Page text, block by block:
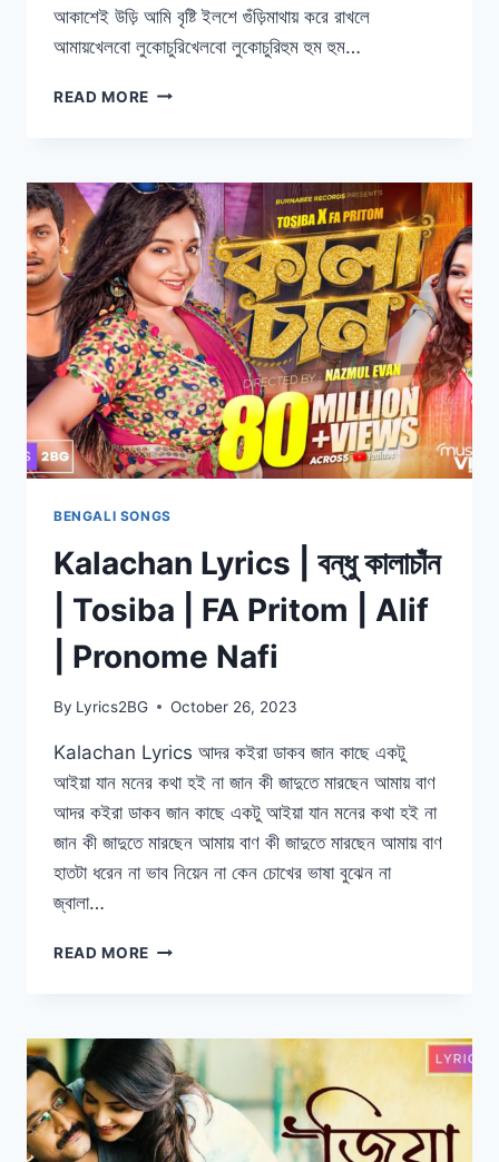
আকাশেই উড়ি আমি বৃষ্টি ইলশে গুঁড়িমাথায় করে রাখলে
আমায়খেলবো লুকোচুরিখেলবো লুকোচুরিহুম হুম হুম…
READ MORE BAUNDULE
বাউন্ডুলে
ঘুড়ি
|
DAWSHOM
AWBOTAAR
|
SHREYA,
ARIJIT,
ANUPAM
BENGALI SONGS
Kalachan Lyrics | বন্ধু কালাচাঁন
| Tosiba | FA Pritom | Alif
| Pronome Nafi
By Lyrics2BG October 26, 2023
Kalachan Lyrics আদর কইরা ডাকব জান কাছে একটু
আইয়া যান মনের কথা হই না জান কী জাদুতে মারছেন আমায় বাণ
আদর কইরা ডাকব জান কাছে একটু আইয়া যান মনের কথা হই না
জান কী জাদুতে মারছেন আমায় বাণ কী জাদুতে মারছেন আমায় বাণ
হাতটা ধরেন না ভাব নিয়েন না কেন চোখের ভাষা বুঝেন না
জ্বালা…
READ MORE KALACHAN
কালাচাঁন
|
TOSIBA
|
FA
PRITOM